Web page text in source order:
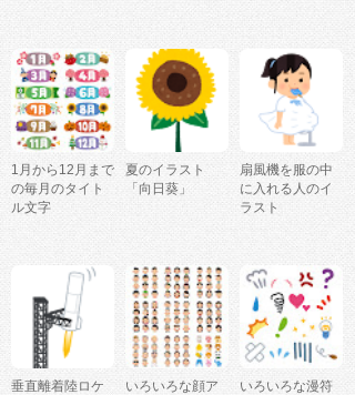
1月から12月まで
の毎月のタイト
ル文字
夏のイラスト
「向日葵」
扇風機を服の中
に入れる人のイ
ラスト
垂直離着陸ロケ
いろいろな顔ア
いろいろな漫符